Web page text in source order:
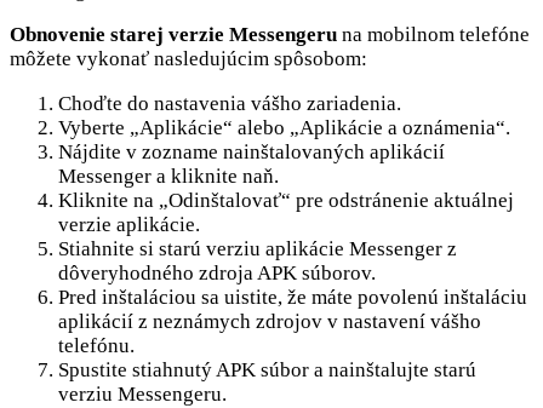
Obnovenie starej verzie Messengeru na mobilnom telefóne
môžete vykonať nasledujúcim spôsobom:
Choďte do nastavenia vášho zariadenia.
Vyberte „Aplikácie“ alebo „Aplikácie a oznámenia“.
Nájdite v zozname nainštalovaných aplikácií
Messenger a kliknite naň.
Kliknite na „Odinštalovať“ pre odstránenie aktuálnej
verzie aplikácie.
Stiahnite si starú verziu aplikácie Messenger z
dôveryhodného zdroja APK súborov.
Pred inštaláciou sa uistite, že máte povolenú inštaláciu
aplikácií z neznámych zdrojov v nastavení vášho
telefónu.
Spustite stiahnutý APK súbor a nainštalujte starú
verziu Messengeru.